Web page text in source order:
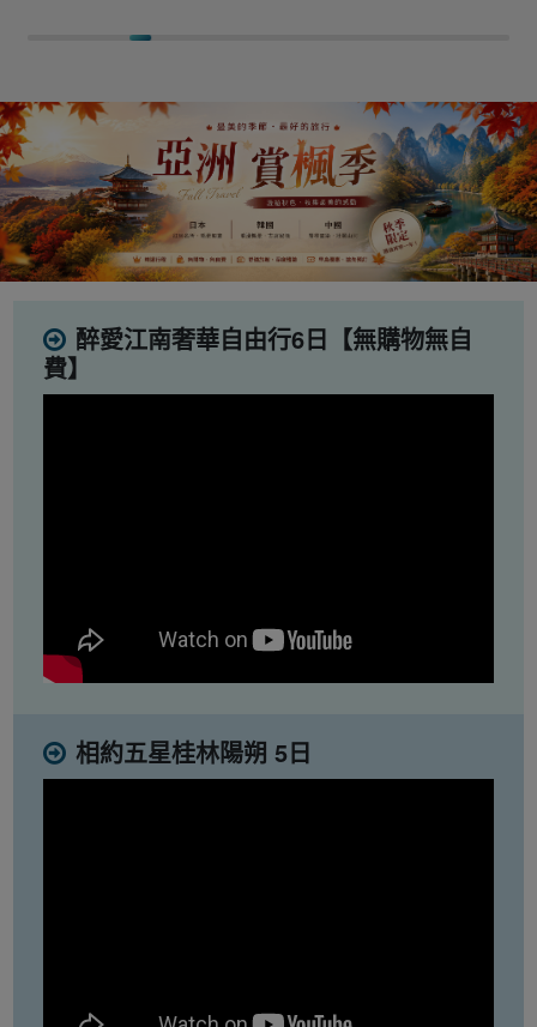
醉愛江南奢華自由行6日【無購物無自
費】
相約五星桂林陽朔 5日